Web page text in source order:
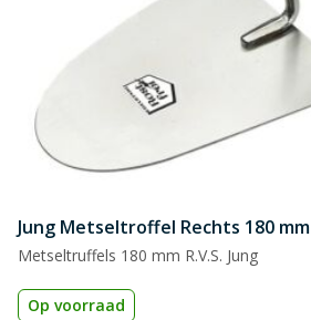
Jung Metseltroffel Rechts 180 mm
Metseltruffels 180 mm R.V.S. Jung
Op voorraad